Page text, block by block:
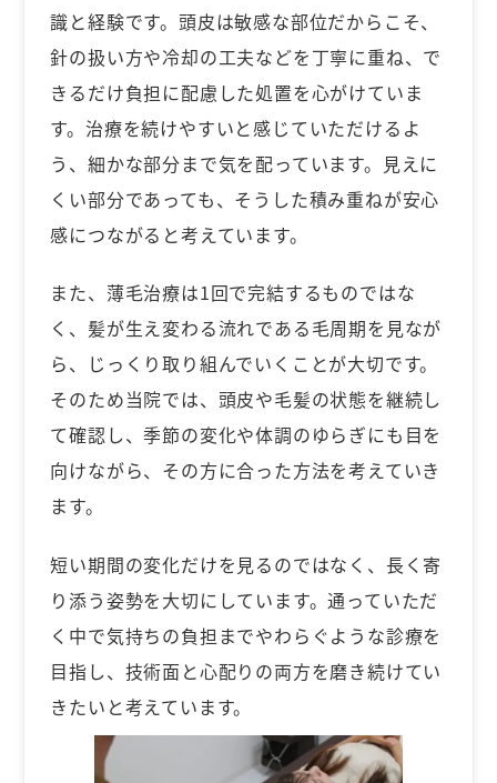
識と経験です。頭皮は敏感な部位だからこそ、
針の扱い方や冷却の工夫などを丁寧に重ね、で
きるだけ負担に配慮した処置を心がけていま
す。治療を続けやすいと感じていただけるよ
う、細かな部分まで気を配っています。見えに
くい部分であっても、そうした積み重ねが安心
感につながると考えています。
また、薄毛治療は1回で完結するものではな
く、髪が生え変わる流れである毛周期を見なが
ら、じっくり取り組んでいくことが大切です。
そのため当院では、頭皮や毛髪の状態を継続し
て確認し、季節の変化や体調のゆらぎにも目を
向けながら、その方に合った方法を考えていき
ます。
短い期間の変化だけを見るのではなく、長く寄
り添う姿勢を大切にしています。通っていただ
く中で気持ちの負担までやわらぐような診療を
目指し、技術面と心配りの両方を磨き続けてい
きたいと考えています。